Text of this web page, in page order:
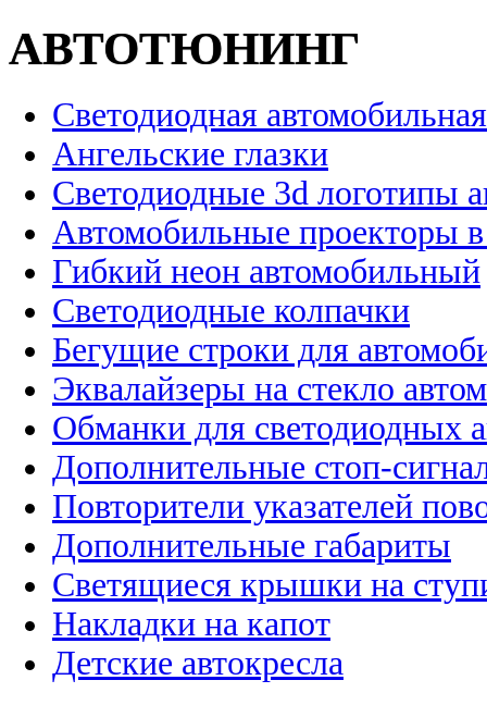
АВТОТЮНИНГ
Светодиодная
Ангельские глазки
Светодиодные 3d логотипы
Автомобильные проекторы
Гибкий неон автомобильный
Светодиодные колпачки
Бегущие строки для
Эквалайзеры на стекло
Обманки для светодиодных
Дополнительные стоп-
Повторители указателей
Дополнительные габариты
Светящиеся крышки на
Накладки на капот
Детские автокресла